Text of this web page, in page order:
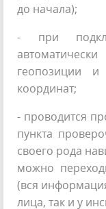
до начала);
- при
геопозиции
координат;
- проводится
пункта
своего рода
можно
(вся
лица, так и у